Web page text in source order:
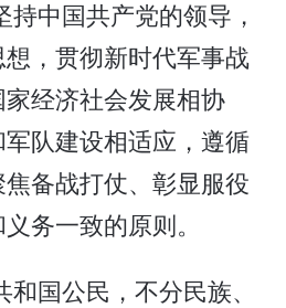
中国共产党的领导，
，贯彻新时代军事战
经济社会发展相协
队建设相适应，遵循
备战打仗、彰显服役
务一致的原则。
国公民，不分民族、